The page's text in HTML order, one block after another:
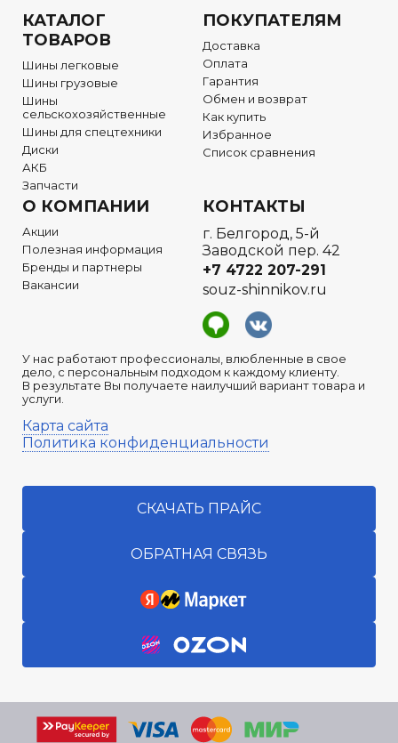
КАТАЛОГ
ТОВАРОВ
Шины легковые
Шины грузовые
Шины
сельскохозяйственные
Шины для спецтехники
Диски
АКБ
Запчасти
ПОКУПАТЕЛЯМ
Доставка
Оплата
Гарантия
Обмен и возврат
Как купить
Избранное
Список сравнения
О КОМПАНИИ
Акции
Полезная информация
Бренды и партнеры
Вакансии
У нас работают профессионалы, влюбленные в свое
дело, с персональным подходом к каждому клиенту.
В результате Вы получаете наилучший вариант товара и
услуги.
Карта сайта
Политика конфиденциальности
КОНТАКТЫ
г. Белгород, 5-й
Заводской пер. 42
+7 4722 207-291
souz-shinnikov.ru
СКАЧАТЬ ПРАЙС
ОБРАТНАЯ СВЯЗЬ